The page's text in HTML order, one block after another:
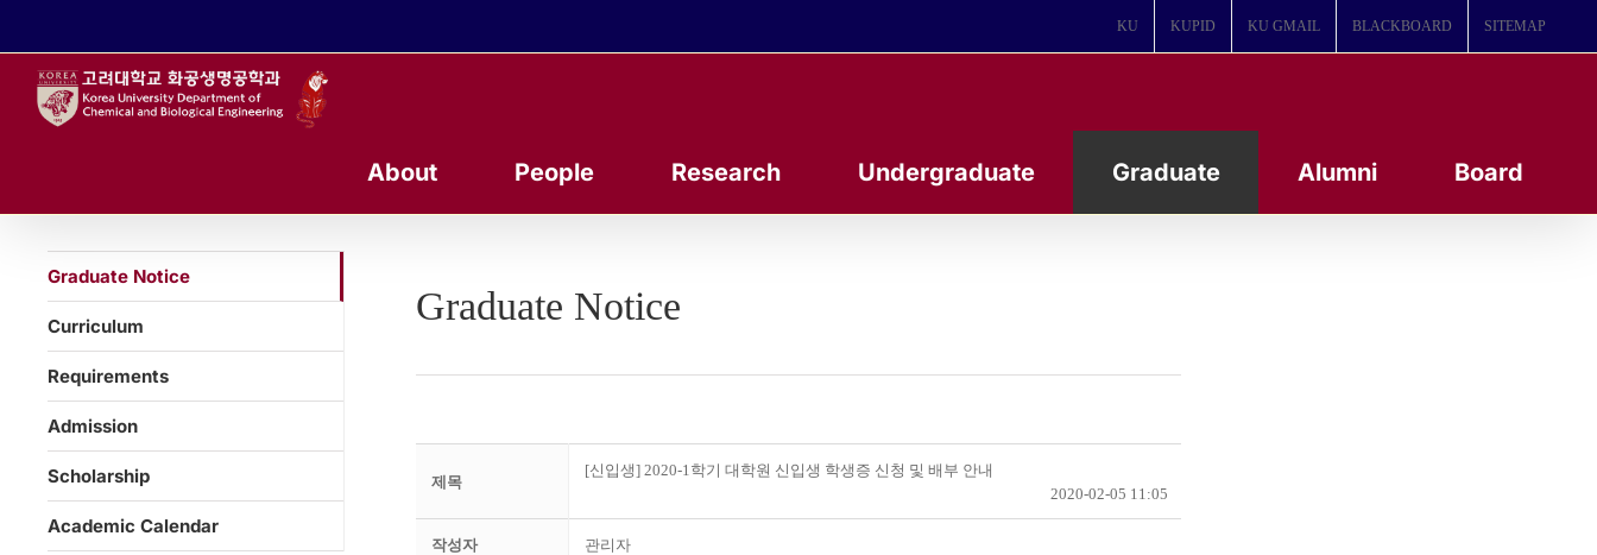
KU KUPID KU GMAIL BLACKBOARD SITEMAP
About People Research Undergraduate Graduate Alumni Board
Graduate Notice
제목
[신입생] 2020-1학기 대학원 신입생 학생증 신청 및 배부 안내
2020-02-05 11:05
작성자 관리자
Graduate Notice
Curriculum
Requirements
Admission
Scholarship
Academic Calendar